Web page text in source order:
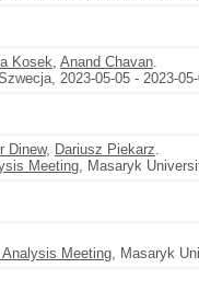
Kosek, Anand Chavan.
2023-05-05 - 2023-
Dinew, Dariusz Piekarz.
Meeting, Masaryk
Meeting, Masaryk